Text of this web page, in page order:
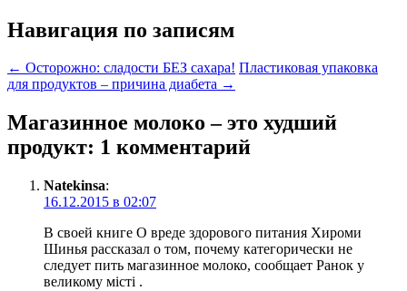
Навигация по записям
← Осторожно: сладости БЕЗ сахара! Пластиковая упаковка
для продуктов – причина диабета →
Магазинное молоко – это худший
продукт: 1 комментарий
Natekinsa:
16.12.2015 в 02:07
В своей книге О вреде здорового питания Хироми
Шинья рассказал о том, почему категорически не
следует пить магазинное молоко, сообщает Ранок у
великому місті .